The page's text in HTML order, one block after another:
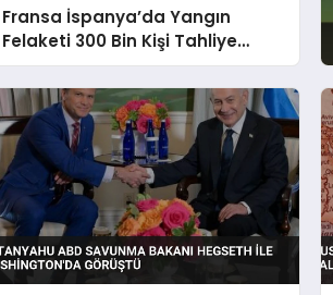
Fransa İspanya’da Yangın
Felaketi 300 Bin Kişi Tahliye
Edildi